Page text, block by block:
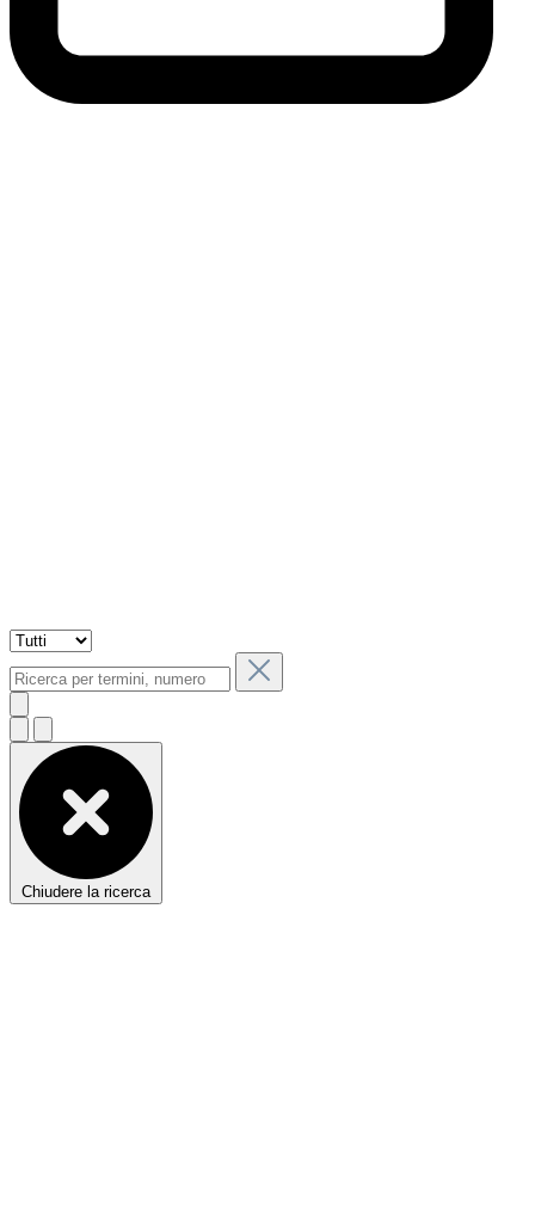
Chiudere la ricerca